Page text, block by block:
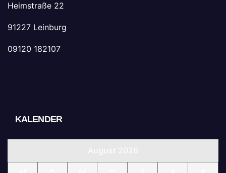
Heimstraße 22
91227 Leinburg
09120 182107
KALENDER